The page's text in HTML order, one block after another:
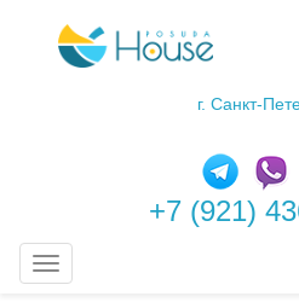
г. Санкт-
+7 (921)
Меню